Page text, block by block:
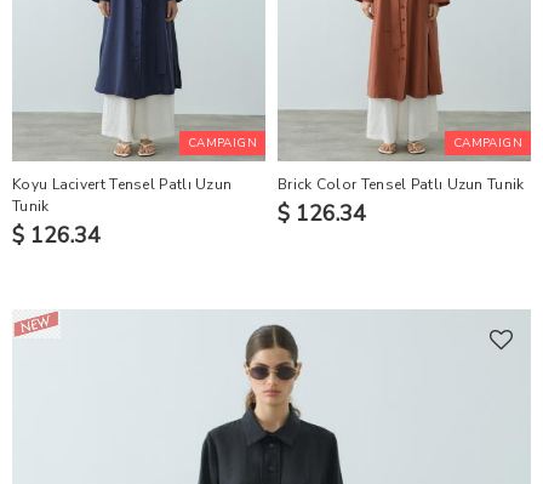
CAMPAIGN
Koyu Lacivert Tensel Patlı Uzun
Tunik
$ 126.34
CAMPAIGN
Brick Color Tensel Patlı Uzun Tunik
$ 126.34